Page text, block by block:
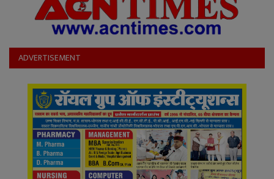
ADVERTISEMENT